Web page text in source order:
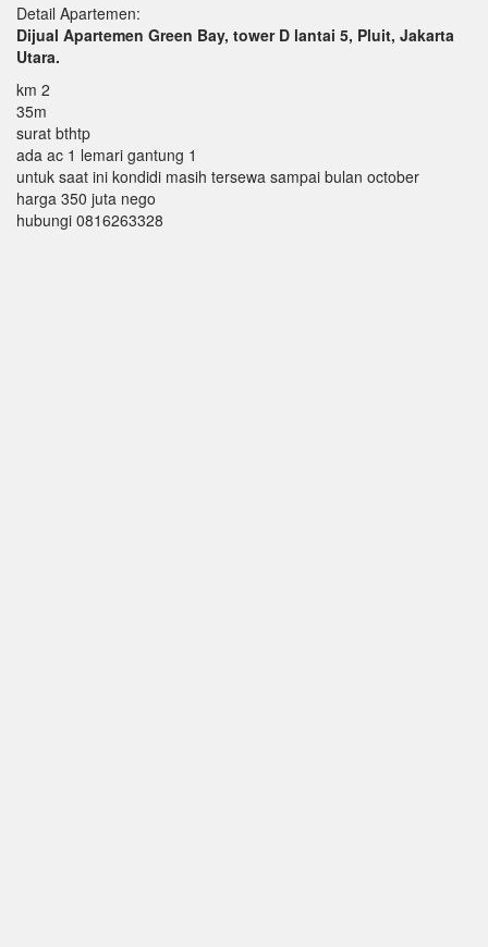
Detail Apartemen:
Dijual Apartemen Green Bay, tower D lantai 5, Pluit, Jakarta
Utara.
km 2
35m
surat bthtp
ada ac 1 lemari gantung 1
untuk saat ini kondidi masih tersewa sampai bulan october
harga 350 juta nego
hubungi 0816263328